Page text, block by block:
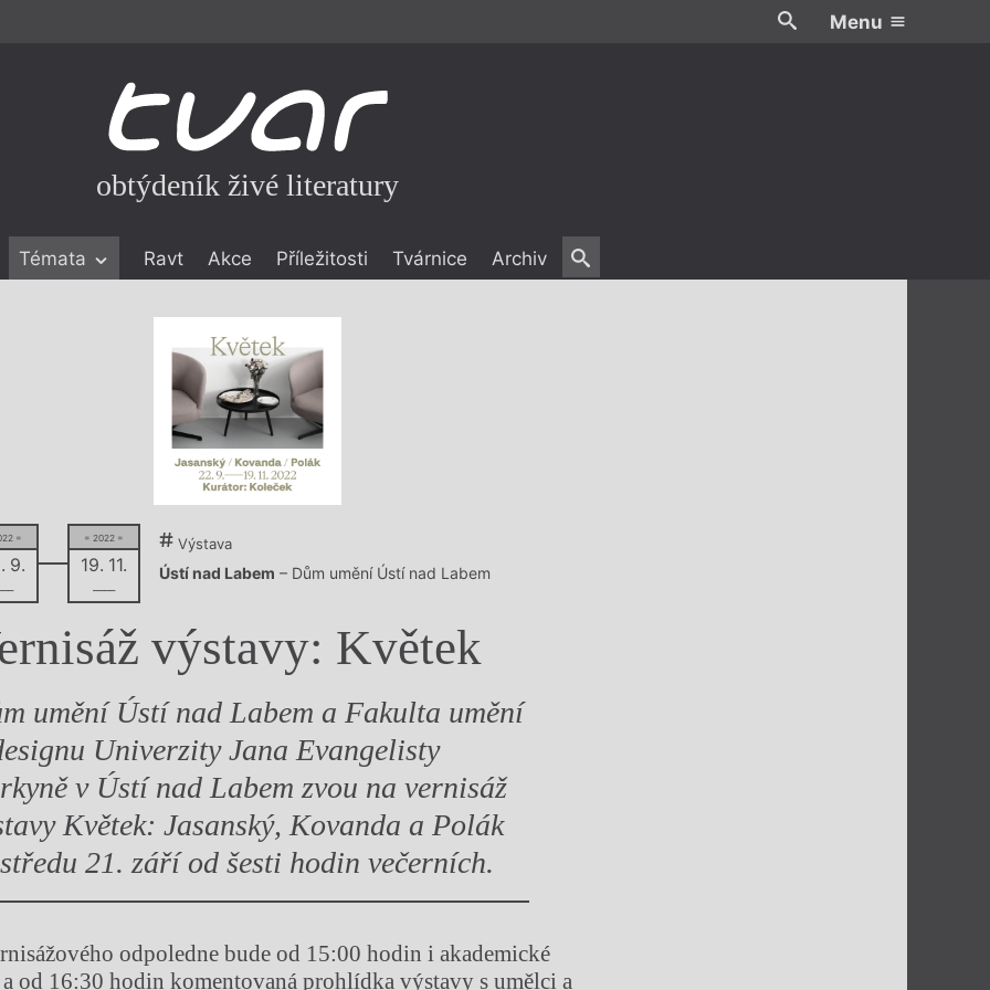
Menu
obtýdeník živé literatury
Témata Ravt Akce Příležitosti Tvárnice Archiv
=
9.
= 2022 =
19. 11.
––––
Výstava
Ústí nad Labem – Dům umění Ústí nad Labem
výstavy: Květek
umění Ústí nad Labem a Fakulta umění
Univerzity Jana Evangelisty
v Ústí nad Labem zvou na vernisáž
Květek: Jasanský, Kovanda a Polák
21. září od šesti hodin večerních.
odpoledne bude od 15:00 hodin i akademické
od 16:30 hodin komentovaná prohlídka výstavy s umělci a